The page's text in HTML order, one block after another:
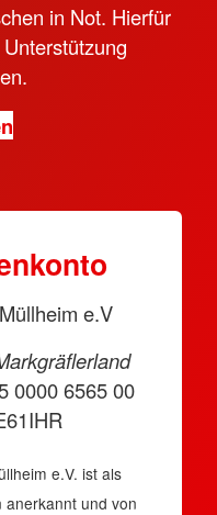
in Not. Hierfür
e.V
0000 6565 00
e.V. ist als
und von